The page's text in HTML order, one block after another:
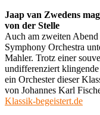
Jaap van Zwedens
von der Stelle
Auch am zweiten
Symphony Orchestra
Mahler. Trotz einer
undifferenziert
ein Orchester dieser
von Johannes Karl
Klassik-begeistert.de